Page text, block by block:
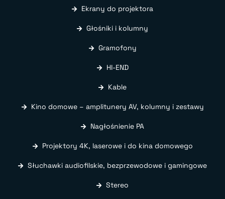
Ekrany do projektora
Głośniki i kolumny
Gramofony
HI-END
Kable
Kino domowe – amplitunery AV, kolumny i zestawy
Nagłośnienie PA
Projektory 4K, laserowe i do kina domowego
Słuchawki audiofilskie, bezprzewodowe i gamingowe
Stereo